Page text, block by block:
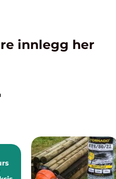
innlegg her